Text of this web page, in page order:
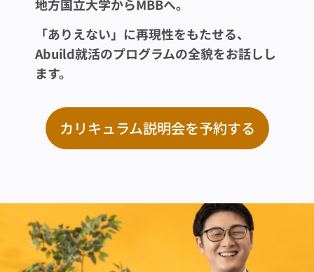
地方国立大学からMBBへ。
「ありえない」に再現性をもたせる、
Abuild就活のプログラムの全貌をお話しし
ます。
カリキュラム説明会を予約する